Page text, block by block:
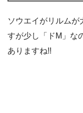
ソウエイがリルム
すが少し「ドM」な
ありますね!!